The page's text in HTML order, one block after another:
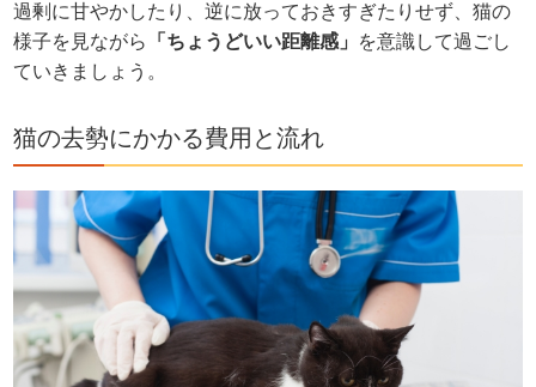
過剰に甘やかしたり、逆に放っておきすぎたりせず、猫の
様子を見ながら
「ちょうどいい距離感」
を意識して過ごし
ていきましょう。
猫の去勢にかかる費用と流れ